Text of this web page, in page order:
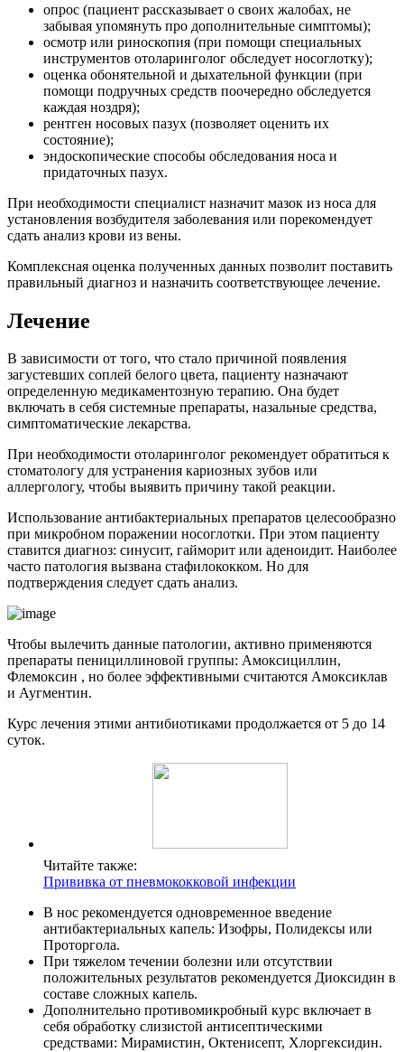
опрос (пациент рассказывает о своих жалобах, не
забывая упомянуть про дополнительные симптомы);
осмотр или риноскопия (при помощи специальных
инструментов отоларинголог обследует носоглотку);
оценка обонятельной и дыхательной функции (при
помощи подручных средств поочередно обследуется
каждая ноздря);
рентген носовых пазух (позволяет оценить их
состояние);
эндоскопические способы обследования носа и
придаточных пазух.
При необходимости специалист назначит мазок из носа для
установления возбудителя заболевания или порекомендует
сдать анализ крови из вены.
Комплексная оценка полученных данных позволит поставить
правильный диагноз и назначить соответствующее лечение.
Лечение
В зависимости от того, что стало причиной появления
загустевших соплей белого цвета, пациенту назначают
определенную медикаментозную терапию. Она будет
включать в себя системные препараты, назальные средства,
симптоматические лекарства.
При необходимости отоларинголог рекомендует обратиться к
стоматологу для устранения кариозных зубов или
аллергологу, чтобы выявить причину такой реакции.
Использование антибактериальных препаратов целесообразно
при микробном поражении носоглотки. При этом пациенту
ставится диагноз: синусит, гайморит или аденоидит. Наиболее
часто патология вызвана стафилококком. Но для
подтверждения следует сдать анализ.
Чтобы вылечить данные патологии, активно применяются
препараты пенициллиновой группы: Амоксициллин,
Флемоксин , но более эффективными считаются Амоксиклав
и Аугментин.
Курс лечения этими антибиотиками продолжается от 5 до 14
суток.
Читайте также:
Прививка от пневмококковой инфекции
В нос рекомендуется одновременное введение
антибактериальных капель: Изофры, Полидексы или
Проторгола.
При тяжелом течении болезни или отсутствии
положительных результатов рекомендуется Диоксидин в
составе сложных капель.
Дополнительно противомикробный курс включает в
себя обработку слизистой антисептическими
средствами: Мирамистин, Октенисепт, Хлоргексидин.